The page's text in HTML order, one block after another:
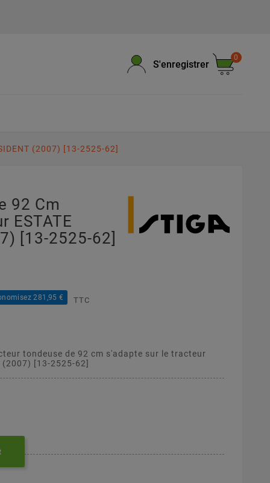
S'enregistrer
0
(2007) [13-2525-62]
92 Cm
ESTATE
[13-2525-62]
281,95 € TTC
tondeuse de 92 cm s'adapte sur le tracteur
(2007) [13-2525-62]